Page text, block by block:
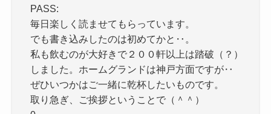
PASS:
毎日楽しく読ませてもらっています。
でも書き込みしたのは初めてかと‥。
私も飲むのが大好きで２００軒以上は踏破（？）
しました。ホームグランドは神戸方面ですが‥
ぜひいつかはご一緒に乾杯したいものです。
取り急ぎ、ご挨拶ということで（＾＾）